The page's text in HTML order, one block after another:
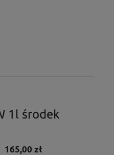
1l środek
165,00 zł